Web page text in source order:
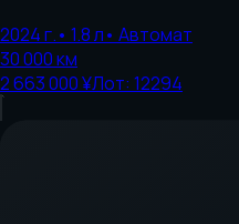
2024г.• 1.8л• Автомат
30 000км
2 663 000 ¥Лот: 12294